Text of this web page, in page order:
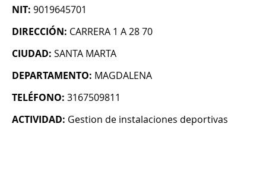
NIT: 9019645701
DIRECCIÓN: CARRERA 1 A 28 70
CIUDAD: SANTA MARTA
DEPARTAMENTO: MAGDALENA
TELÉFONO: 3167509811
ACTIVIDAD: Gestion de instalaciones deportivas